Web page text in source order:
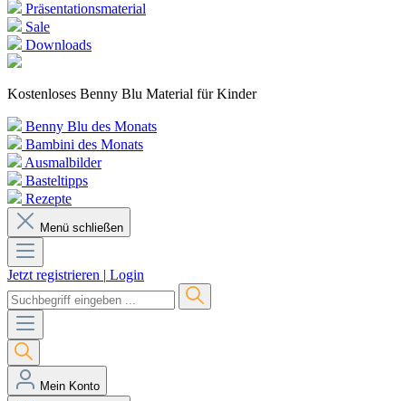
Präsentationsmaterial
Sale
Downloads
Kostenloses Benny Blu Material für Kinder
Benny Blu des Monats
Bambini des Monats
Ausmalbilder
Basteltipps
Rezepte
Menü schließen
Jetzt registrieren | Login
Mein Konto